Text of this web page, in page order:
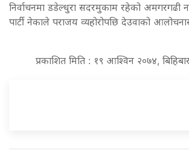
निर्वाचनमा डडेल्धुरा सदरमुकाम रहेको अमगरगढी
पार्टी नेकाले पराजय व्यहोरोपछि देउवाको
प्रकाशित मिति : १९ आश्विन २०७४,